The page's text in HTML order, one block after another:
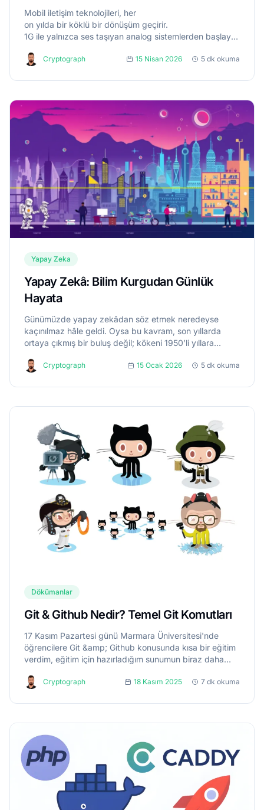
Mobil iletişim teknolojileri, her
on yılda bir köklü bir dönüşüm geçirir.
1G ile yalnızca ses taşıyan analog sistemlerden başlayan bu
3G ile mobil interneti gündelik hayatın içine taşıdı,...
Cryptograph 15 Nisan 2026 5 dk okuma
Yapay Zeka
Yapay Zekâ: Bilim Kurgudan Günlük
Hayata
Günümüzde yapay zekâdan söz etmek neredeyse
kaçınılmaz hâle geldi. Oysa bu kavram, son yıllarda
ortaya çıkmış bir buluş değil; kökeni 1950’li yıllara
dönemde, özellikle Alan...
Cryptograph 15 Ocak 2026 5 dk okuma
Dökümanlar
Git & Github Nedir? Temel Git Komutları
17 Kasım Pazartesi günü Marmara Üniversitesi'nde
öğrencilere Git &amp; Github konusunda kısa bir eğitim
verdim, eğitim için hazırladığım sunumun biraz daha
istiyorum. Neden...
Cryptograph 18 Kasım 2025 7 dk okuma